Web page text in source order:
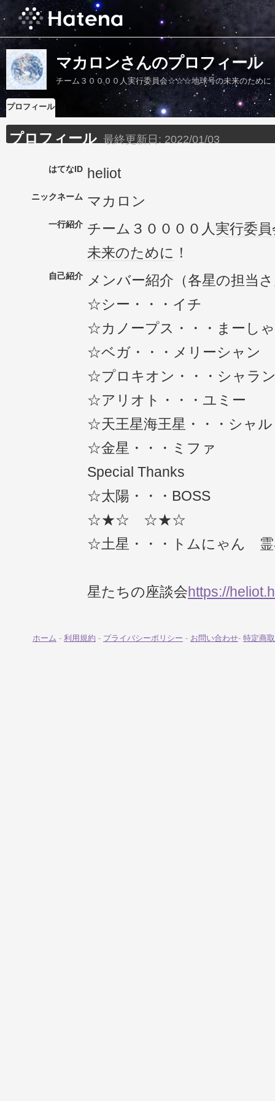
マカロンさんのプロフィール
チーム３００００人実行委員会☆☆☆地球号の未来のために
プロフィール
プロフィール 最終更新日: 2022/01/03
はてなID heliot
ニックネーム マカロン
一行紹介 チーム３００００人実行委員
未来のために ！
自己紹介
メンバー紹介（各星の担当
☆シー・・・イチ
☆カノープス・・・まーしゃ
☆ベガ・・・メリーシャン
☆プロキオン・・・シャラ
☆アリオト・・・ユミー
☆天王星海王星・・・シャル
☆金星・・・ミファ
Special Thanks
☆太陽・・・BOSS
☆★☆ ☆★☆
☆土星・・・トムにゃん 霊
星たちの座談会https://
ホーム - 利用規約 - プライバシーポリシー - お問い合わせ- 特定商